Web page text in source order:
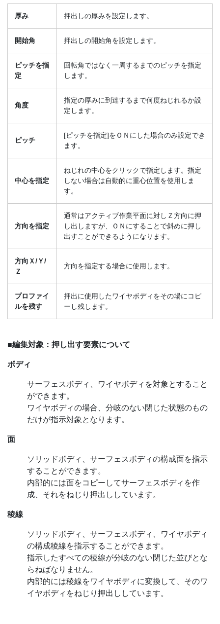
厚み 押出しの厚みを設定します。
開始角 押出しの開始角を設定します。
ピッチを指
定
回転角ではなく一周するまでのピッチを指定
します。
角度
指定の厚みに到達するまで何度ねじれるか設
定します。
ピッチ
[ピッチを指定]をＯＮにした場合のみ設定でき
ます。
中心を指定
ねじれの中心をクリックで指定します。指定
しない場合は自動的に重心位置を使用しま
す。
方向を指定
通常はアクティブ作業平面に対しＺ方向に押
し出しますが、ＯＮにすることで斜めに押し
出すことができるようになります。
方向Ｘ/Ｙ/
Ｚ
方向を指定する場合に使用します。
プロファイ
ルを残す
押出に使用したワイヤボディをその場にコピ
ーし残します。
■編集対象：押し出す要素について
ボディ
サーフェスボディ、ワイヤボディを対象とすること
ができます。
ワイヤボディの場合、分岐のない閉じた状態のもの
だけが指示対象となります。
面
ソリッドボディ、サーフェスボディの構成面を指示
することができます。
内部的には面をコピーしてサーフェスボディを作
成、それをねじり押出ししています。
稜線
ソリッドボディ、サーフェスボディ、ワイヤボディ
の構成稜線を指示することができます。
指示したすべての稜線が分岐のない閉じた並びとな
らねばなりません。
内部的には稜線をワイヤボディに変換して、そのワ
イヤボディをねじり押出ししています。